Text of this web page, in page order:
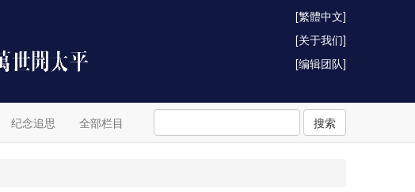
[繁體中文]
[关于我们]
[编辑团队]
纪念追思 全部栏目 搜索